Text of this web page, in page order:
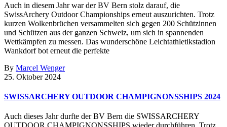
Auch in diesem Jahr war der BV Bern stolz darauf, die
SwissArchery Outdoor Championships erneut auszurichten. Trotz
kurzen Wolkenbrüchen versammelten sich gegen 200 Schützinnen
und Schützen aus der ganzen Schweiz, um sich in spannenden
Wettkämpfen zu messen. Das wunderschöne Leichtathletikstadion
Wankdorf bot erneut die perfekte
By Marcel Wenger
25. Oktober 2024
SWISSARCHERY OUTDOOR CHAMPIGNONSSHIPS 2024
Auch dieses Jahr durfte der BV Bern die SWISSARCHERY